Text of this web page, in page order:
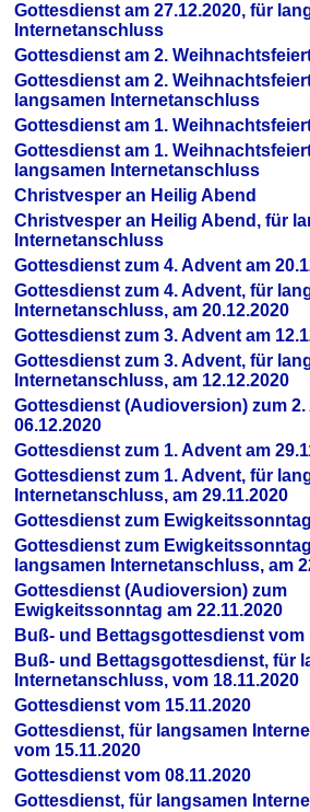
Gottesdienst am 27.12.2020, für
Internetanschluss
Gottesdienst am 2.
Gottesdienst am 2.
langsamen Internetanschluss
Gottesdienst am 1.
Gottesdienst am 1.
langsamen Internetanschluss
Christvesper an Heilig Abend
Christvesper an Heilig Abend, für
Internetanschluss
Gottesdienst zum 4. Advent am
Gottesdienst zum 4. Advent, für
Internetanschluss, am 20.12.2020
Gottesdienst zum 3. Advent am
Gottesdienst zum 3. Advent, für
Internetanschluss, am 12.12.2020
Gottesdienst (Audioversion) zum 2.
06.12.2020
Gottesdienst zum 1. Advent am
Gottesdienst zum 1. Advent, für
Internetanschluss, am 29.11.2020
Gottesdienst zum
Gottesdienst zum
langsamen Internetanschluss, am
Gottesdienst (Audioversion) zum
Ewigkeitssonntag am 22.11.2020
Buß- und Bettagsgottesdienst vom
Buß- und Bettagsgottesdienst, für
Internetanschluss, vom 18.11.2020
Gottesdienst vom 15.11.2020
Gottesdienst, für langsamen
vom 15.11.2020
Gottesdienst vom 08.11.2020
Gottesdienst, für langsamen